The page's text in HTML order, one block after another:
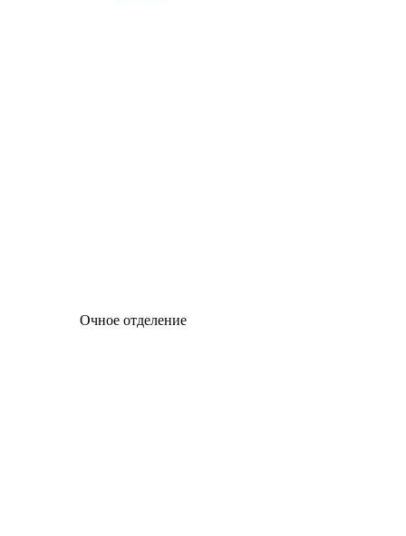
Очное отделение